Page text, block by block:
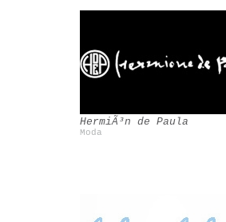
HermiÃ³n de Paula
Moda
Rosa Basurto